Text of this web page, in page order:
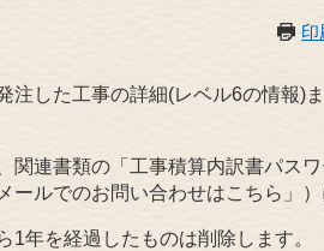
印
注した工事の詳細(レベル6の情報)
関連書類の「工事積算内訳書パス
ールでのお問い合わせはこちら」
1年を経過したものは削除します。